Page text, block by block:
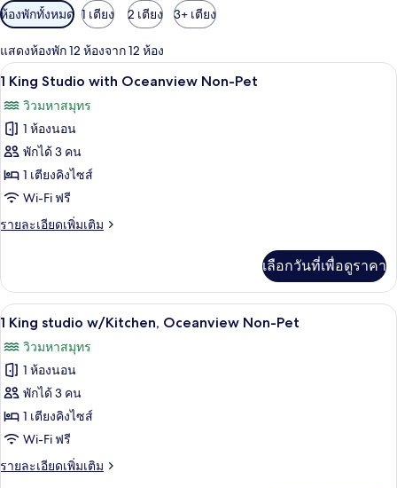
ตัว
กรอง
ที่
มี
ให้
สำหรับ
ห้อง
พัก
ห้องพักทั้งหมด 1 เตียง 2 เตียง 3+ เตียง
แสดงห้องพัก 12 ห้องจาก 12 ห้อง
เปิด
ภาพถ่าย
ทั้งหมด
ของ
1
King
Studio
with
Non-
Pet
1 King Studio with Oceanview
5
1 King Studio with Oceanview Non-Pet
วิวมหาสมุทร
1 ห้องนอน
พักได้ 3 คน
1 เตียงคิงไซส์
Wi-Fi ฟรี
รายละเอียดเพิ่มเติม
ราย
เกี่ยว
กับ
1
Studio
with
Oceanview
Non-
Pet
เลือกวันที่เพื่อดูราคา
เปิด
ภาพถ่าย
ทั้งหมด
ของ
1
King
studio
w/Kitchen,
1 King studio w/Kitchen,
6
1 King studio w/Kitchen, Oceanview Non-Pet
วิวมหาสมุทร
1 ห้องนอน
พักได้ 3 คน
1 เตียงคิงไซส์
Wi-Fi ฟรี
รายละเอียดเพิ่มเติม
ราย